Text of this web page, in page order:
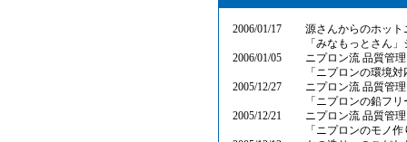
2006/01/17
源さんからのホット
「みなもっとさん
2006/01/05
ニプロン流 品質管
「ニプロンの環境
2005/12/27
ニプロン流 品質管
「ニプロンの鉛フ
2005/12/21
ニプロン流 品質管
「ニプロンのモノ作